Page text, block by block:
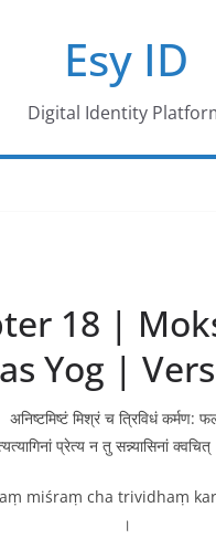
Esy ID
Digital Identity
18 |
Yog |
अनिष्टमिष्टं मिश्रं च त्रिविधं कर्मण:
प्रेत्य न तु सन्न्यासिनां
miśraṃ cha trividhaṃ
।